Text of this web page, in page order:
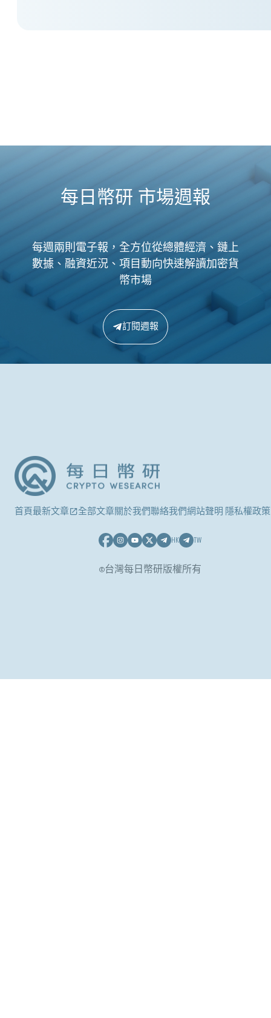
每日幣研 市場週報
每週兩則電子報，全方位從總體經濟、鏈上
數據、融資近況、項目動向快速解讀加密貨
幣市場
訂閱週報
首頁最新文章 全部文章關於我們聯絡我們網站聲明 隱私權政策
HK TW
©台灣每日幣研版權所有